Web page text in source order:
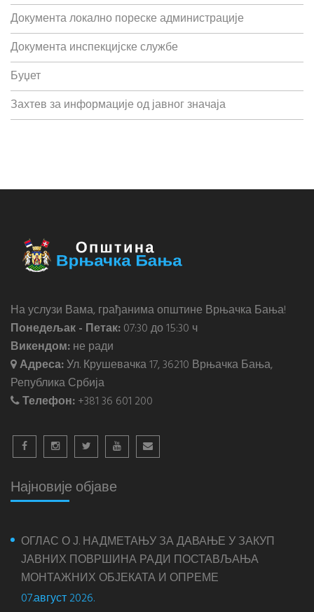
Документа локално пореске администрације
Документа инспекцијске службе
Буџет
Захтев за информације од јавног значаја
На услузи Вама, грађанима општине Врњачка Бања!
Понедељак - Петак:07:30 до 15:30 ч
Викендом:не ради
Адреса:Ул. Крушевачка 17, 36210 Врњачка Бања,
Република Србија
Телефон:+381 36 601 200
Најновије објаве
ОГЛАС О Ј. НАДМЕТАЊУ ЗА ДАВАЊЕ У ЗАКУП
ЈАВНИХ ПОВРШИНА РАДИ ПОСТАВЉАЊА
МОНТАЖНИХ ОБЈЕКАТА И ОПРЕМЕ
07.август 2026.